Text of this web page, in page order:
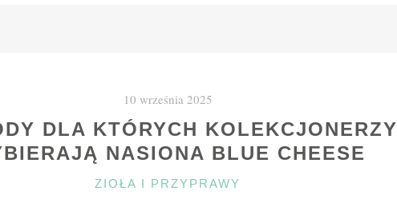
10 września 2025
DLA KTÓRYCH KOLEKCJONERZY
NASIONA BLUE CHEESE
KATEGORIE
ZIOŁA I PRZYPRAWY